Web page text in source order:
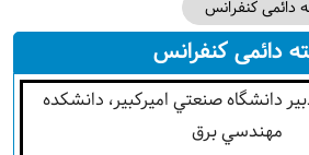
دائمی کنفرانس
دائمی کنفرانس
دانشگاه صنعتي اميرکبير، دانشکده
مهندسي برق